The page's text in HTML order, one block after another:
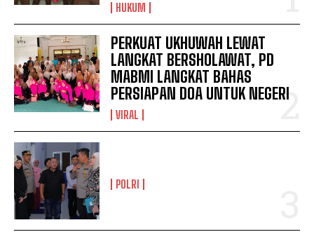
HUKUM
PERKUAT UKHUWAH LEWAT
LANGKAT BERSHOLAWAT, PD
MABMI LANGKAT BAHAS
PERSIAPAN DOA UNTUK NEGERI
VIRAL
POLRI